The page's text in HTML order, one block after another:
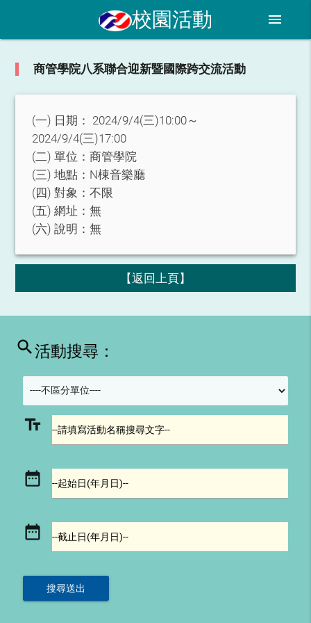
校園活動 menu
商管學院八系聯合迎新暨國際跨交流活動
(一) 日期： 2024/9/4(三)10:00～
2024/9/4(三)17:00
(二) 單位：商管學院
(三) 地點： N棟音樂廳
(四) 對象：不限
(五) 網址：無
(六) 說明：無
【返回上頁】
search活動搜尋：
text_fields --請填寫活動名稱搜尋文字--
date_range --起始日(年月日)--
date_range --截止日(年月日)--